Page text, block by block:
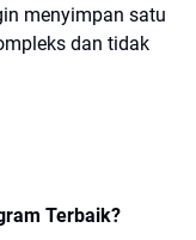
menyimpan satu
dan tidak
Terbaik?